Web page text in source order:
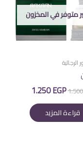
متوفر في المخزون
الرجالية
السعر
الأصلي
هو:
1.500 EGP.
1.250EGP
هو:
1.250 EGP. قراءة المزيد